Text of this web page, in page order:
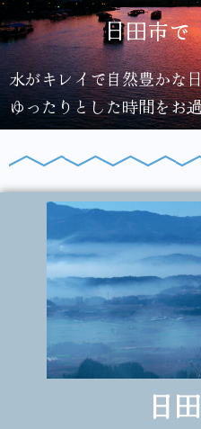
日田市で
水がキレイで自然豊かな日
ゆったりとした時間をお
日